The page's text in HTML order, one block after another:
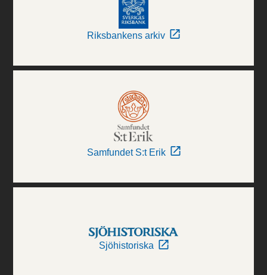
Riksbankens arkiv
Samfundet S:t Erik
Sjöhistoriska